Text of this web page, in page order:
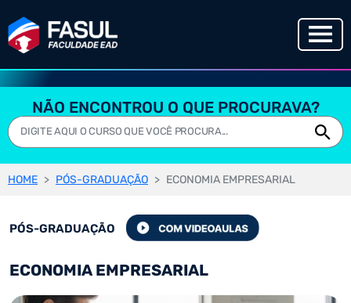
NÃO ENCONTROU O QUE PROCURAVA?
HOME PÓS-GRADUAÇÃO ECONOMIA EMPRESARIAL
PÓS-GRADUAÇÃO
ECONOMIA EMPRESARIAL